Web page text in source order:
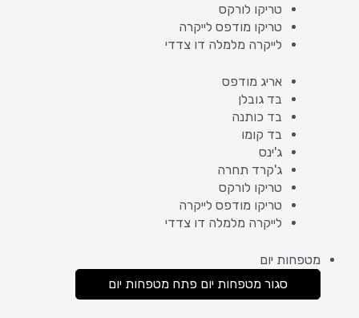
טריקו לורקס
טריקו מודפס לייקרה
לייקרה מלמלה דו צדדי
אריג מודפס
בד גובלן
בד כותנה
בד קומו
ג'ינס
ג'קרד תחרה
טריקו לורקס
טריקו מודפס לייקרה
לייקרה מלמלה דו צדדי
מטפחות יום
סגור מטפחות יום פתח מטפחות יום